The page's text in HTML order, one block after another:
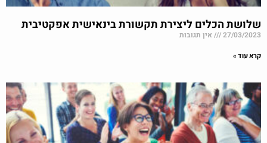
שלושת הכלים ליצירת תקשורת בינאישית אפקטיבית
27/03/2023 אין תגובות
קרא עוד »